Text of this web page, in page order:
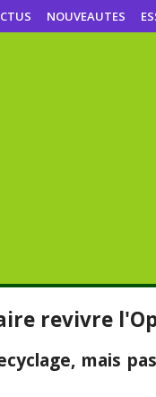
NOUVEAUTES
revivre
mais